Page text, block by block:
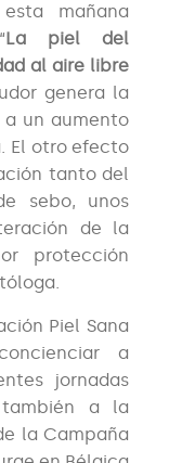
mañana
La piel del
al aire libre
genera la
un aumento
El otro efecto
tanto del
sebo, unos
de la
protección
Piel Sana
a
jornadas
a la
la Campaña